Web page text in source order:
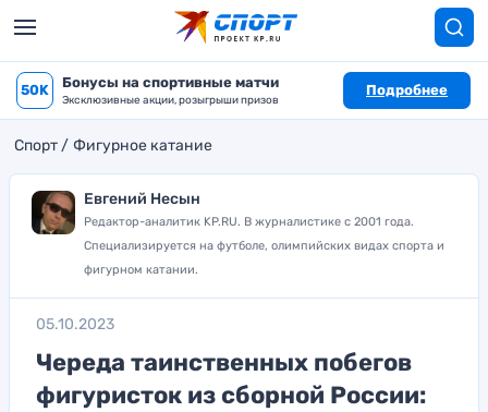
50K Бонусы на спортивные матчи
Эксклюзивные акции, розыгрыши призов
Подробнее
Спорт Фигурное катание
Евгений Несын
Редактор-аналитик KP.RU. В журналистике с 2001 года.
Специализируется на футболе, олимпийских видах спорта и
фигурном катании.
05.10.2023
Череда таинственных побегов
фигуристок из сборной России: